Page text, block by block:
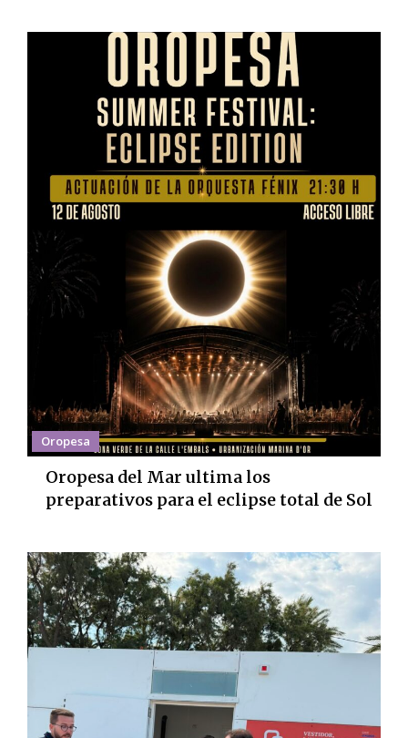
Oropesa
Oropesa del Mar ultima los
preparativos para el eclipse total de Sol